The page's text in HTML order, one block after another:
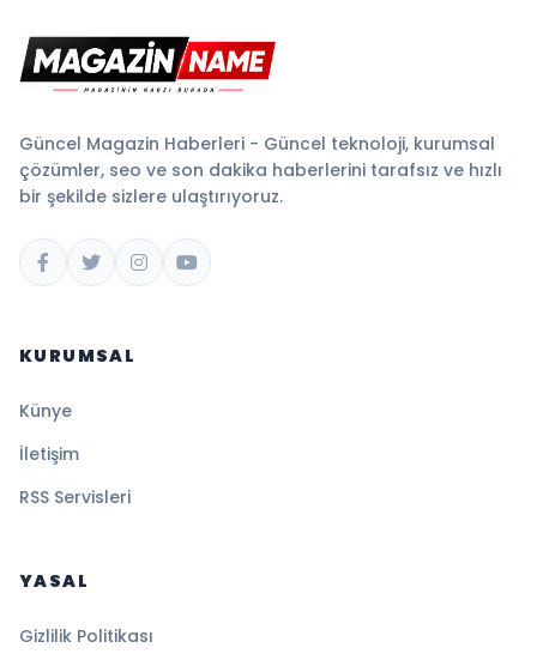
Güncel Magazin Haberleri - Güncel teknoloji, kurumsal
çözümler, seo ve son dakika haberlerini tarafsız ve hızlı
bir şekilde sizlere ulaştırıyoruz.
KURUMSAL
Künye
İletişim
RSS Servisleri
YASAL
Gizlilik Politikası